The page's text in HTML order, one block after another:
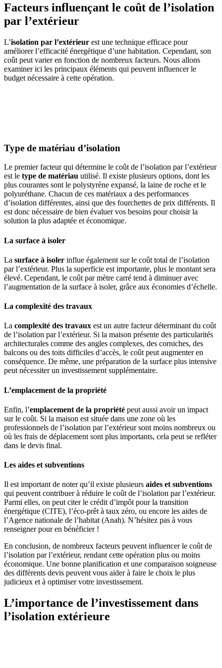
Facteurs influençant le coût de l’isolation
par l’extérieur
L’isolation par l’extérieur est une technique efficace pour
améliorer l’efficacité énergétique d’une habitation. Cependant, son
coût peut varier en fonction de nombreux facteurs. Nous allons
examiner ici les principaux éléments qui peuvent influencer le
budget nécessaire à cette opération.
Type de matériau d’isolation
Le premier facteur qui détermine le coût de l’isolation par l’extérieur
est le type de matériau utilisé. Il existe plusieurs options, dont les
plus courantes sont le polystyrène expansé, la laine de roche et le
polyuréthane. Chacun de ces matériaux a des performances
d’isolation différentes, ainsi que des fourchettes de prix différents. Il
est donc nécessaire de bien évaluer vos besoins pour choisir la
solution la plus adaptée et économique.
La surface à isoler
La surface à isoler influe également sur le coût total de l’isolation
par l’extérieur. Plus la superficie est importante, plus le montant sera
élevé. Cependant, le coût par mètre carré tend à diminuer avec
l’augmentation de la surface à isoler, grâce aux économies d’échelle.
La complexité des travaux
La complexité des travaux est un autre facteur déterminant du coût
de l’isolation par l’extérieur. Si la maison présente des particularités
architecturales comme des angles complexes, des corniches, des
balcons ou des toits difficiles d’accès, le coût peut augmenter en
conséquence. De même, une préparation de la surface plus intensive
peut nécessiter un investissement supplémentaire.
L’emplacement de la propriété
Enfin, l’emplacement de la propriété peut aussi avoir un impact
sur le coût. Si la maison est située dans une zone où les
professionnels de l’isolation par l’extérieur sont moins nombreux ou
où les frais de déplacement sont plus importants, cela peut se refléter
dans le devis final.
Les aides et subventions
Il est important de noter qu’il existe plusieurs aides et subventions
qui peuvent contribuer à réduire le coût de l’isolation par l’extérieur.
Parmi elles, on peut citer le crédit d’impôt pour la transition
énergétique (CITE), l’éco-prêt à taux zéro, ou encore les aides de
l’Agence nationale de l’habitat (Anah). N’hésitez pas à vous
renseigner pour en bénéficier !
En conclusion, de nombreux facteurs peuvent influencer le coût de
l’isolation par l’extérieur, rendant cette opération plus ou moins
économique. Une bonne planification et une comparaison soigneuse
des différents devis peuvent vous aider à faire le choix le plus
judicieux et à optimiser votre investissement.
L’importance de l’investissement dans
l’isolation extérieure